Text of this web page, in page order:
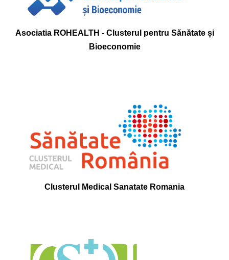
Asociatia ROHEALTH - Clusterul pentru Sănătate și
Bioeconomie
Clusterul Medical Sanatate Romania